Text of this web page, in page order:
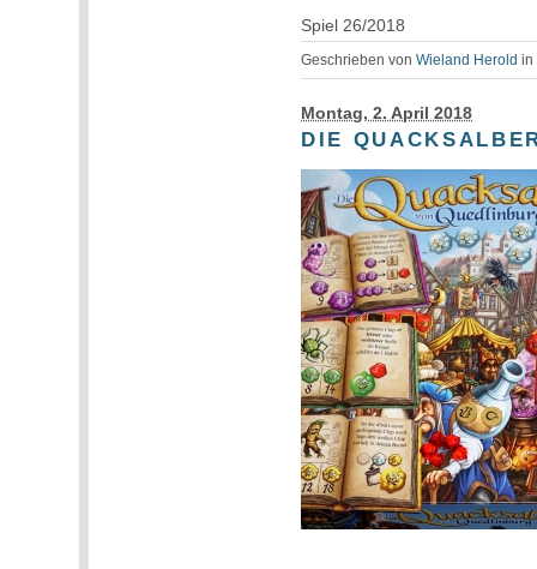
Spiel 26/2018
Geschrieben vonWieland Herold in
Montag, 2. April 2018
DIE